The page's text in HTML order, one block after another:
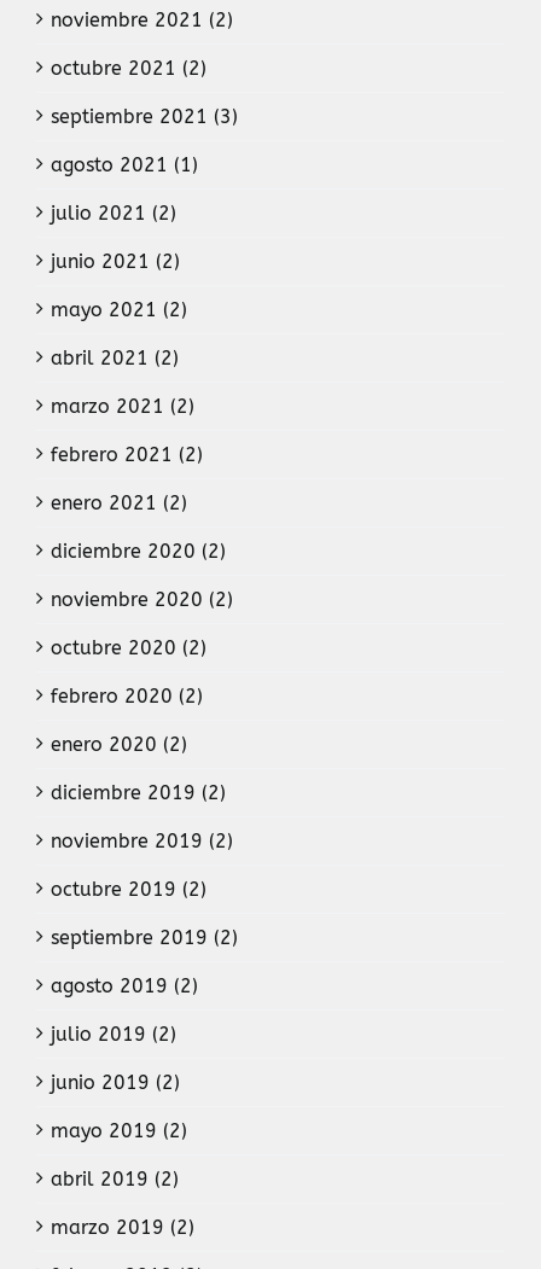
noviembre 2021 (2)
octubre 2021 (2)
septiembre 2021 (3)
agosto 2021 (1)
julio 2021 (2)
junio 2021 (2)
mayo 2021 (2)
abril 2021 (2)
marzo 2021 (2)
febrero 2021 (2)
enero 2021 (2)
diciembre 2020 (2)
noviembre 2020 (2)
octubre 2020 (2)
febrero 2020 (2)
enero 2020 (2)
diciembre 2019 (2)
noviembre 2019 (2)
octubre 2019 (2)
septiembre 2019 (2)
agosto 2019 (2)
julio 2019 (2)
junio 2019 (2)
mayo 2019 (2)
abril 2019 (2)
marzo 2019 (2)